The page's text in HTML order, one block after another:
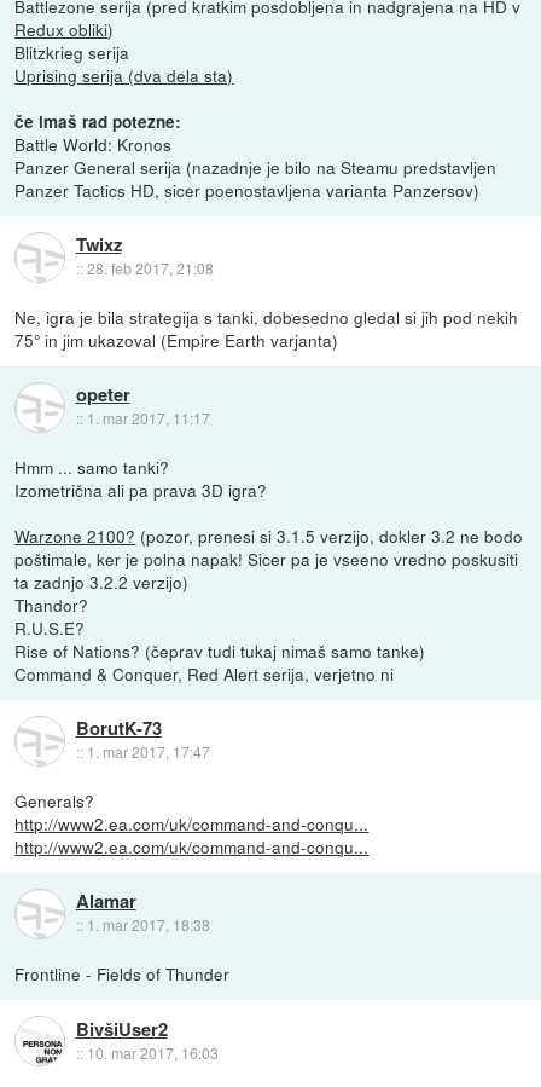
Battlezone serija (pred kratkim posdobljena in nadgrajena na HD v
Redux obliki)
Blitzkrieg serija
Uprising serija (dva dela sta)
če imaš rad potezne:
Battle World: Kronos
Panzer General serija (nazadnje je bilo na Steamu predstavljen
Panzer Tactics HD, sicer poenostavljena varianta Panzersov)
Twixz
::28. feb 2017, 21:08
Ne, igra je bila strategija s tanki, dobesedno gledal si jih pod nekih
75° in jim ukazoval (Empire Earth varjanta)
opeter
:: 1. mar 2017, 11:17
Hmm ... samo tanki?
Izometrična ali pa prava 3D igra?
Warzone 2100? (pozor, prenesi si 3.1.5 verzijo, dokler 3.2 ne bodo
poštimale, ker je polna napak! Sicer pa je vseeno vredno poskusiti
ta zadnjo 3.2.2 verzijo)
Thandor?
R.U.S.E?
Rise of Nations? (čeprav tudi tukaj nimaš samo tanke)
Command & Conquer, Red Alert serija, verjetno ni
BorutK-73
:: 1. mar 2017, 17:47
Generals?
http://www2.ea.com/uk/command-and-conqu...
http://www2.ea.com/uk/command-and-conqu...
Alamar
:: 1. mar 2017, 18:38
Frontline - Fields of Thunder
BivšiUser2
:: 10. mar 2017, 16:03